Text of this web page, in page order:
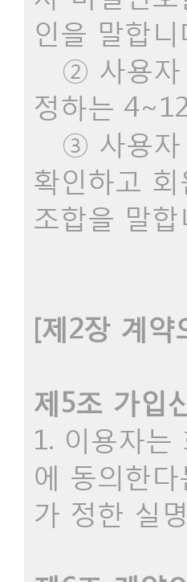
인을 말합니
② 사용자
정하는
③ 사용자
확인하고
조합을 말합
[제2장 계약
제5조 가입
1. 이용자
에 동의한
가 정한 실